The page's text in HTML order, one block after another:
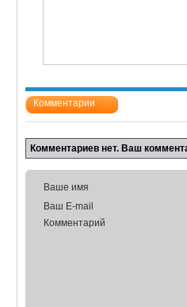
Комментарии
Комментариев нет. Ваш
Ваше имя
Ваш E-mail
Комментарий